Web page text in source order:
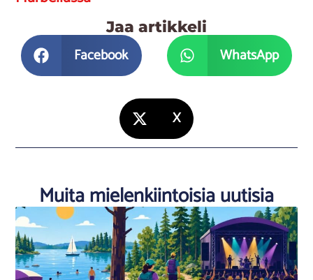
Jaa artikkeli
Facebook WhatsApp
X
Muita mielenkiintoisia uutisia